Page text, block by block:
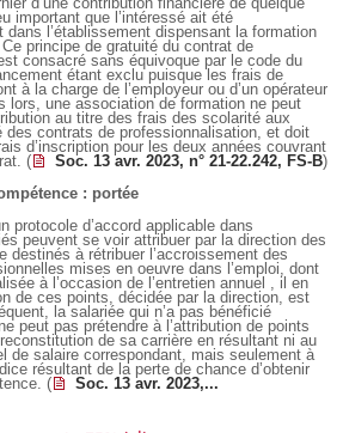
important que l’intéressé ait été
dans l’établissement dispensant la formation
principe de gratuité du contrat de
consacré sans équivoque par le code du
étant exclu puisque les frais de
à la charge de l’employeur ou d’un opérateur
lors, une association de formation ne peut
au titre des frais des scolarité aux
des contrats de professionnalisation, et doit
d’inscription pour les deux années couvrant
(
Soc. 13 avr. 2023, n° 21-22.242, FS-B)
: portée
protocole d’accord applicable dans
peuvent se voir attribuer par la direction des
destinés à rétribuer l’accroissement des
mises en oeuvre dans l’emploi, dont
à l’occasion de l’entretien annuel , il en
de ces points, décidée par la direction, est
la salariée qui n’a pas bénéficié
peut pas prétendre à l’attribution de points
de sa carrière en résultant ni au
de salaire correspondant, mais seulement à
résultant de la perte de chance d’obtenir
(
Soc. 13 avr. 2023,...